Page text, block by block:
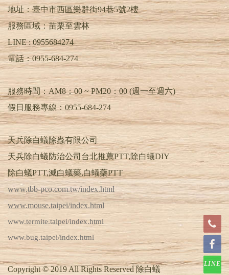
地址：臺中市西區樂群街94巷5號2樓
服務區域：苗栗至雲林
LINE :0955684274
電話：0955-684-274
服務時間：AM8：00 ~ PM20：00 (週一至週六)
假日服務專線：0955-684-274
天兵除白蟻除蟲有限公司
天兵除白蟻防治公司台北推薦PTT,除白蟻DIY
除白蟻PTT,滅白蟻藥,白蟻藥PTT
www.tbb-pco.com.tw/index.html
www.mouse.taipei/index.html
www.termite.taipei/index.html
www.bug.taipei/index.html
Copyright © 2019 All Rights Reserved 除白蟻
LINE